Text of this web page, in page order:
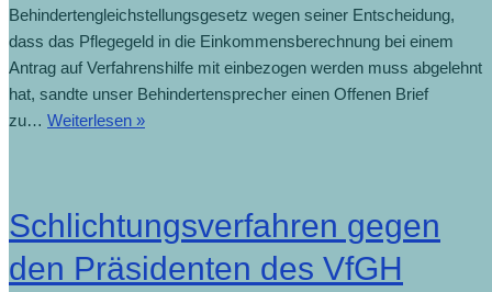
Behindertengleichstellungsgesetz wegen seiner Entscheidung,
dass das Pflegegeld in die Einkommensberechnung bei einem
Antrag auf Verfahrenshilfe mit einbezogen werden muss abgelehnt
hat, sandte unser Behindertensprecher einen Offenen Brief
zu… Weiterlesen »
Schlichtungsverfahren gegen
den Präsidenten des VfGH